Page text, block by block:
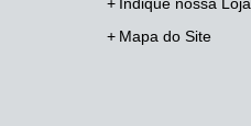
Mapa do Site